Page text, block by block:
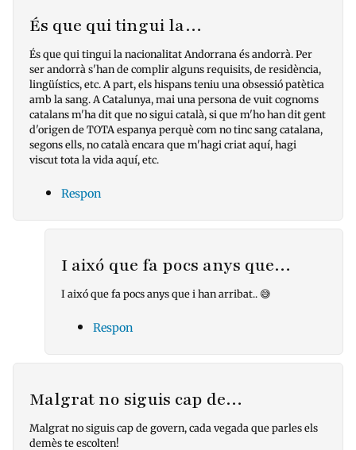
És que qui tingui la…
És que qui tingui la nacionalitat Andorrana és andorrà. Per
ser andorrà s'han de complir alguns requisits, de residència,
lingüístics, etc. A part, els hispans teniu una obsessió patètica
amb la sang. A Catalunya, mai una persona de vuit cognoms
catalans m'ha dit que no sigui català, si que m'ho han dit gent
d'origen de TOTA espanya perquè com no tinc sang catalana,
segons ells, no català encara que m'hagi criat aquí, hagi
viscut tota la vida aquí, etc.
Respon
I aixó que fa pocs anys que…
I aixó que fa pocs anys que i han arribat.. 😅
Respon
Malgrat no siguis cap de…
Malgrat no siguis cap de govern, cada vegada que parles els
demès te escolten!